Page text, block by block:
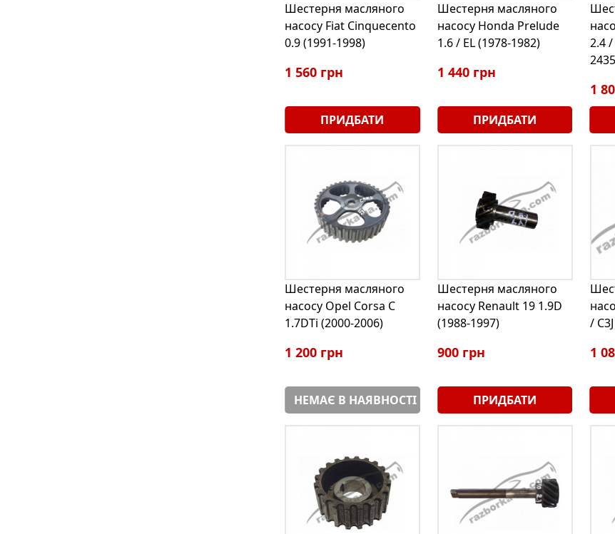
Шестерня масляного
насосу Fiat Cinquecento
0.9 (1991-1998)
1 560 грн
ПРИДБАТИ
Шестерня масляного
насосу Honda Prelude
1.6 / EL (1978-1982)
1 440 грн
ПРИДБАТИ
2.4 /
1
Шестерня масляного
насосу Opel Corsa С
1.7DTi (2000-2006)
1 200 грн
НЕМАЄ В НАЯВНОСТІ
Шестерня масляного
насосу Renault 19 1.9D
(1988-1997)
900 грн
ПРИДБАТИ
/
1